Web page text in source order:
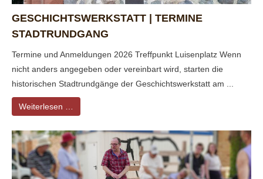
GESCHICHTSWERKSTATT | TERMINE
STADTRUNDGANG
Termine und Anmeldungen 2026 Treffpunkt Luisenplatz Wenn
nicht anders angegeben oder vereinbart wird, starten die
historischen Stadtrundgänge der Geschichtswerkstatt am ...
Weiterlesen …